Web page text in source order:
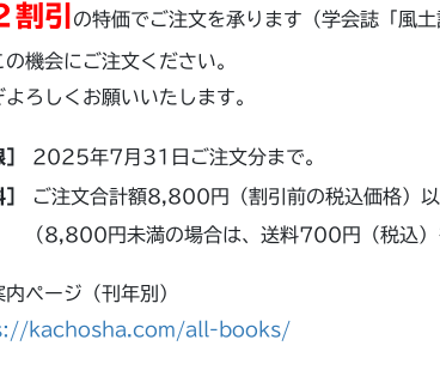
割引 の特価でご注文を承ります（学会誌「風
の機会にご注文ください。
よろしくお願いいたします。
2025年7月31日ご注文分まで。
ご注文合計額8,800円（割引前の税込価格）以
円未満の場合は、送料700円（税込）を
ページ（刊年別）
kachosha.com/all-books/